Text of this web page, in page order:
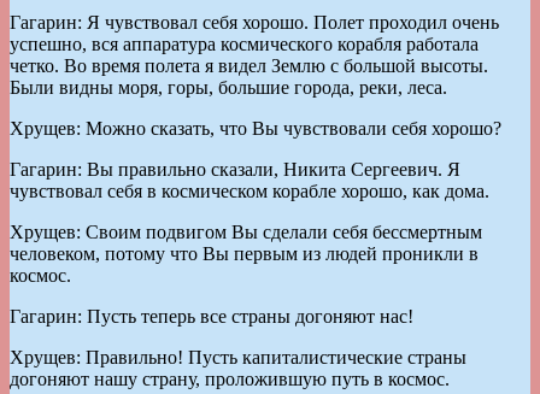
Гагарин: Я чувствовал себя хорошо. Полет проходил очень
успешно, вся аппаратура космического корабля работала
четко. Во время полета я видел Землю с большой высоты.
Были видны моря, горы, большие города, реки, леса.
Хрущев: Можно сказать, что Вы чувствовали себя хорошо?
Гагарин: Вы правильно сказали, Никита Сергеевич. Я
чувствовал себя в космическом корабле хорошо, как дома.
Хрущев: Своим подвигом Вы сделали себя бессмертным
человеком, потому что Вы первым из людей проникли в
космос.
Гагарин: Пусть теперь все страны догоняют нас!
Хрущев: Правильно! Пусть капиталистические страны
догоняют нашу страну, проложившую путь в космос.